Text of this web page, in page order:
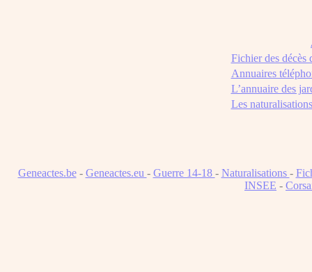
Fichier des décès
Annuaires
L’annuaire des
Les
Geneactes.be- Geneactes.eu - Guerre 14-18 - Naturalisations -
INSEE -